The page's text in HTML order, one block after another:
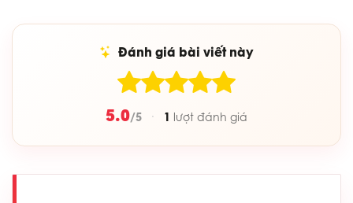
Đánh giá bài viết này
5.0/5 · 1 lượt đánh giá